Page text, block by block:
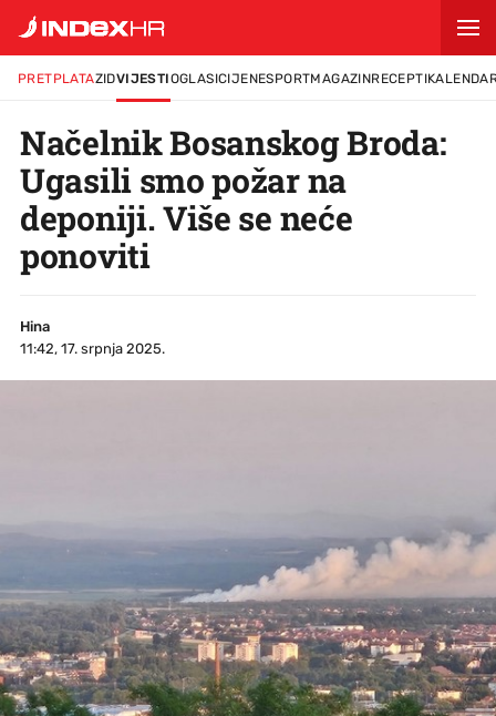
PRETPLATAZIDVIJESTIOGLASICIJENESPORTMAGAZINRECEPTI
Načelnik Bosanskog Broda:
Ugasili smo požar na
deponiji. Više se neće
ponoviti
Hina
11:42, 17. srpnja 2025.